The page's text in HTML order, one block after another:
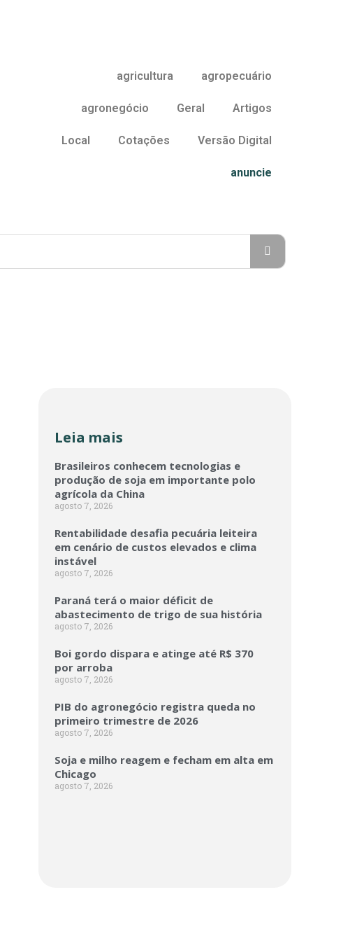
agricultura agropecuário
agronegócio Geral Artigos
Local Cotações Versão Digital
anuncie
Leia mais
Brasileiros conhecem tecnologias e
produção de soja em importante polo
agrícola da China
agosto 7, 2026
Rentabilidade desafia pecuária leiteira
em cenário de custos elevados e clima
instável
agosto 7, 2026
Paraná terá o maior déficit de
abastecimento de trigo de sua história
agosto 7, 2026
Boi gordo dispara e atinge até R$ 370
por arroba
agosto 7, 2026
PIB do agronegócio registra queda no
primeiro trimestre de 2026
agosto 7, 2026
Soja e milho reagem e fecham em alta em
Chicago
agosto 7, 2026